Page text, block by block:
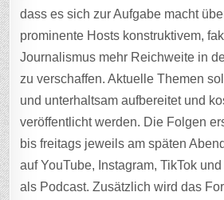
dass es sich zur Aufgabe macht
prominente Hosts konstruktivem,
Journalismus mehr Reichweite in
zu verschaffen. Aktuelle Themen
und unterhaltsam aufbereitet und
veröffentlicht werden. Die Folgen
bis freitags jeweils am späten
auf YouTube, Instagram, TikTok
als Podcast. Zusätzlich wird das